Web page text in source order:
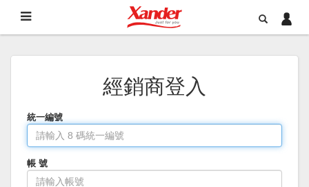
經銷商登入
統一編號
帳 號